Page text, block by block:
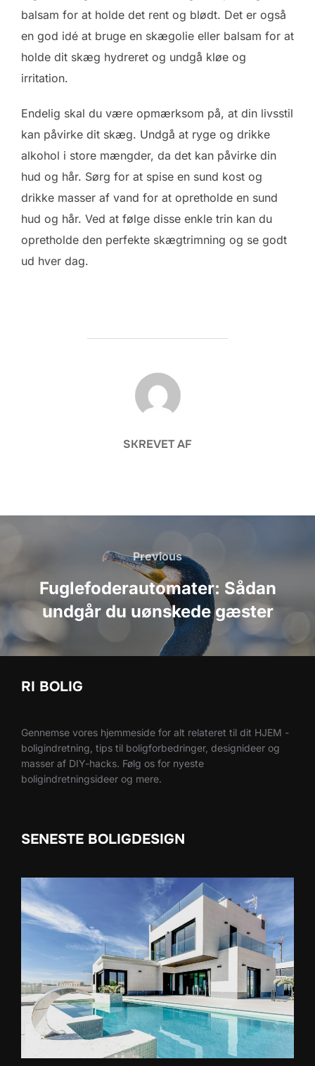
balsam for at holde det rent og blødt. Det er også
en god idé at bruge en skægolie eller balsam for at
holde dit skæg hydreret og undgå kløe og
irritation.
Endelig skal du være opmærksom på, at din livsstil
kan påvirke dit skæg. Undgå at ryge og drikke
alkohol i store mængder, da det kan påvirke din
hud og hår. Sørg for at spise en sund kost og
drikke masser af vand for at opretholde en sund
hud og hår. Ved at følge disse enkle trin kan du
opretholde den perfekte skægtrimning og se godt
ud hver dag.
FORFATTER
SKREVET AF
Previous
Previous
Fuglefoderautomater: Sådan
undgår du uønskede gæster
RI BOLIG
Gennemse vores hjemmeside for alt relateret til dit HJEM -
boligindretning, tips til boligforbedringer, designideer og
masser af DIY-hacks. Følg os for nyeste
boligindretningsideer og mere.
SENESTE BOLIGDESIGN